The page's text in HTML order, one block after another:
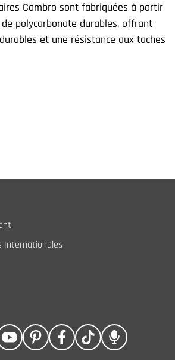
Cambro sont fabriquées à partir
polycarbonate durables, offrant
et une résistance aux taches
Internationales